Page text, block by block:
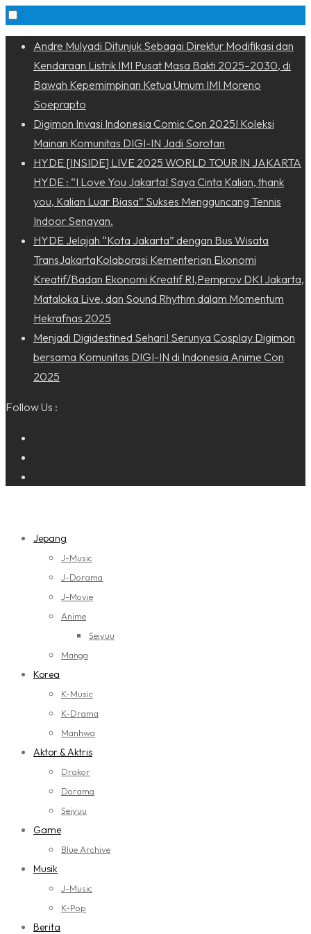
Skip
content
Andre Mulyadi Ditunjuk Sebagai Direktur Modifikasi dan
Kendaraan Listrik IMI Pusat Masa Bakti 2025–2030, di
Bawah Kepemimpinan Ketua Umum IMI Moreno
Soeprapto
Digimon Invasi Indonesia Comic Con 2025! Koleksi
Mainan Komunitas DIGI-IN Jadi Sorotan
HYDE [INSIDE] LIVE 2025 WORLD TOUR IN JAKARTA
HYDE : “I Love You Jakarta! Saya Cinta Kalian, thank
you, Kalian Luar Biasa” Sukses Mengguncang Tennis
Indoor Senayan.
HYDE Jelajah “Kota Jakarta” dengan Bus Wisata
TransJakartaKolaborasi Kementerian Ekonomi
Kreatif/Badan Ekonomi Kreatif RI,Pemprov DKI Jakarta,
Mataloka Live, dan Sound Rhythm dalam Momentum
Hekrafnas 2025
Menjadi Digidestined Sehari! Serunya Cosplay Digimon
bersama Komunitas DIGI-IN di Indonesia Anime Con
2025
Follow Us :
Jepang
J-Music
J-Dorama
J-Movie
Anime
Seiyuu
Manga
Korea
K-Music
K-Drama
Manhwa
Aktor & Aktris
Drakor
Dorama
Seiyuu
Game
Blue Archive
Musik
J-Music
K-Pop
Berita